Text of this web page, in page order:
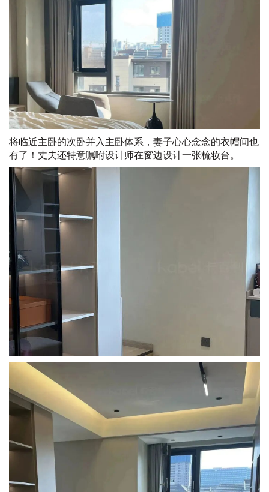
将临近主卧的次卧并入主卧体系，妻子心心念念的衣帽间也
有了！丈夫还特意嘱咐设计师在窗边设计一张梳妆台。